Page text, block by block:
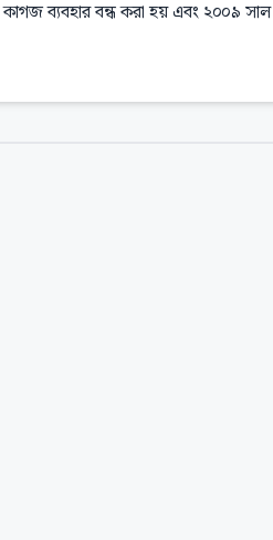
ব্যবহার বন্ধ করা হয় এবং ২০০৯ সাল